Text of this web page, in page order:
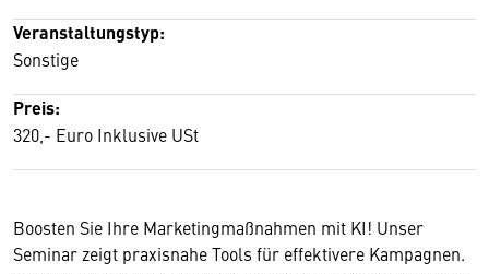
Veranstaltungstyp:
Sonstige
Preis:
320,- Euro Inklusive USt
Boosten Sie Ihre Marketingmaßnahmen mit KI! Unser
Seminar zeigt praxisnahe Tools für effektivere Kampagnen.